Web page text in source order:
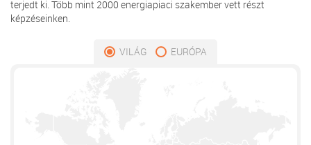
terjedt ki. Több mint 2000 energiapiaci szakember vett részt
képzéseinken.
VILÁG EURÓPA